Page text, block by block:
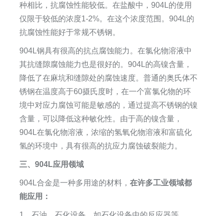
种相比，抗腐蚀性能较低。在盐酸中，904L的使用
仅限于较低的浓度1-2%。在这个浓度范围。904L的
抗腐蚀性能好于常规不锈钢。
904L钢具有很高的抗点腐蚀能力。在氯化物溶液中
其抗缝隙腐蚀能力也是很好的。904L的高镍含量，
降低了在麻坑和缝隙处的腐蚀速度。普通的奥氏体不
锈钢在温度高于60摄氏度时，在一个富氯化物的环
境中对应力腐蚀可能是敏感的，通过提高不锈钢的镍
含量，可以降低这种敏化性。由于高的镍含量，
904L在氯化物溶液，浓缩的氢氧化物溶液和富硫化
氢的环境中，具有很高的抗应力腐蚀破裂能力。
三、904L应用领域
904L合金是一种多用途的材料， 在许多工业领域都
能应用：